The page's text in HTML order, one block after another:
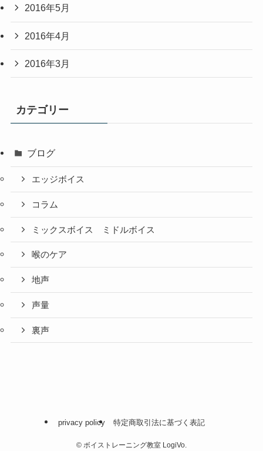
2016年5月
2016年4月
2016年3月
カテゴリー
ブログ
エッジボイス
コラム
ミックスボイス ミドルボイス
喉のケア
地声
声量
裏声
privacy policy 特定商取引法に基づく表記
© ボイストレーニング教室 LogiVo.